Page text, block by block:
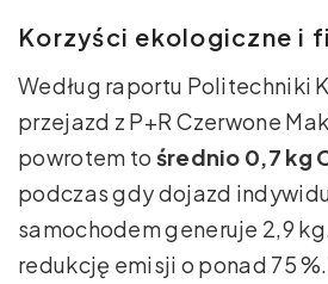
Korzyści ekologiczne i
Według raportu Politechniki
przejazd z P+R Czerwone
powrotem to średnio 0,7 kg
podczas gdy dojazd
samochodem generuje 2,9
redukcję emisji o ponad 75